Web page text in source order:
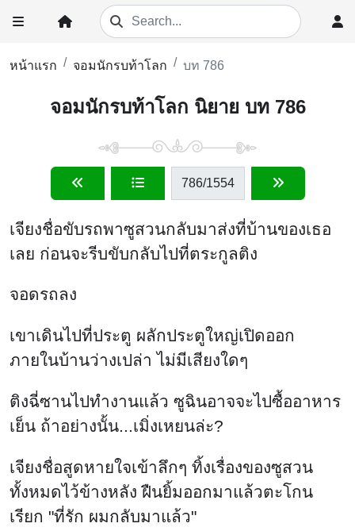
หน้าแรก จอมนักรบท้าโลก บท 786
จอมนักรบท้าโลก นิยาย บท 786
786/1554
เจียงชื่อขับรถพาซูสวนกลับมาส่งที่บ้านของเธอ
เลย ก่อนจะรีบขับกลับไปที่ตระกูลติง
จอดรถลง
เขาเดินไปที่ประตู ผลักประตูใหญ่เปิดออก
ภายในบ้านว่างเปล่า ไม่มีเสียงใดๆ
ติงฉี่ซานไปทำงานแล้ว ซูฉินอาจจะไปซื้ออาหาร
เย็น ถ้าอย่างนั้น...เมิ่งเหยนล่ะ?
เจียงชื่อสูดหายใจเข้าลึกๆ ทิ้งเรื่องของซูสวน
ทั้งหมดไว้ข้างหลัง ฝืนยิ้มออกมาแล้วตะโกน
เรียก "ที่รัก ผมกลับมาแล้ว"